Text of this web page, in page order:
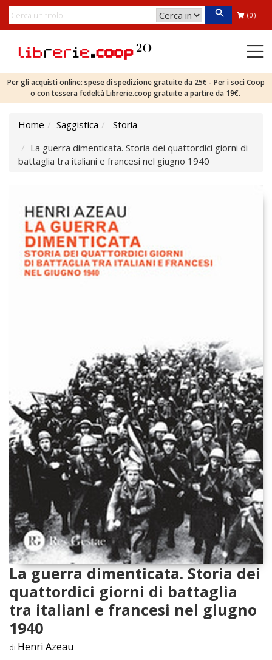
(0)
Per gli acquisti online: spese di spedizione gratuite da 25€ - Per i soci Coop
o con tessera fedeltà Librerie.coop gratuite a partire da 19€.
Home Saggistica
Storia
La guerra dimenticata. Storia dei quattordici giorni di
battaglia tra italiani e francesi nel giugno 1940
La guerra dimenticata. Storia dei
quattordici giorni di battaglia
tra italiani e francesi nel giugno
1940
di Henri Azeau